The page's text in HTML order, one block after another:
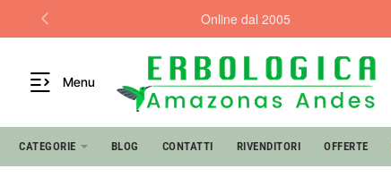
Online dal 2005
Menu
CATEGORIE BLOG CONTATTI RIVENDITORI OFFERTE